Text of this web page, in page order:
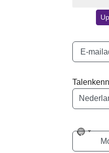
E-
Taal
No
country